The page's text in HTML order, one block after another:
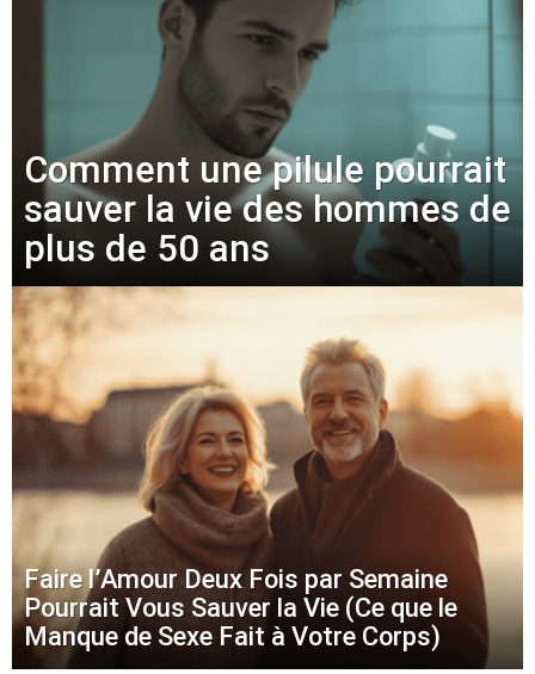
Comment une pilule pourrait
sauver la vie des hommes de
plus de 50 ans
Faire l’Amour Deux Fois par Semaine
Pourrait Vous Sauver la Vie (Ce que le
Manque de Sexe Fait à Votre Corps)